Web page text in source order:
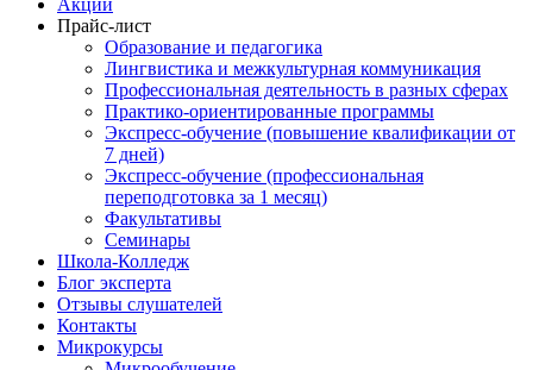
Акции
Прайс-лист
Образование и педагогика
Лингвистика и межкультурная коммуникация
Профессиональная деятельность в разных сферах
Практико-ориентированные программы
Экспресс-обучение (повышение квалификации от
7 дней)
Экспресс-обучение (профессиональная
переподготовка за 1 месяц)
Факультативы
Семинары
Школа-Колледж
Блог эксперта
Отзывы слушателей
Контакты
Микрокурсы